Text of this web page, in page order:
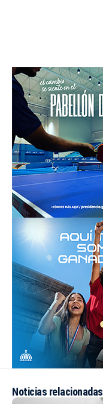
Noticias relacionadas